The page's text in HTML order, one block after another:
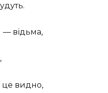
— відьма,
це видно,